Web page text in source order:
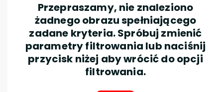
Przepraszamy, nie znaleziono
żadnego obrazu spełniającego
zadane kryteria. Spróbuj zmienić
parametry filtrowania lub naciśnij
przycisk niżej aby wrócić do opcji
filtrowania.